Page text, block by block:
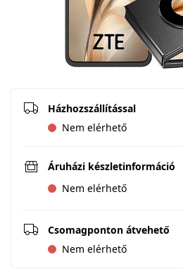
Házhozszállítással
Nem elérhető
Áruházi készletinformáció
Nem elérhető
Csomagponton átvehető
Nem elérhető